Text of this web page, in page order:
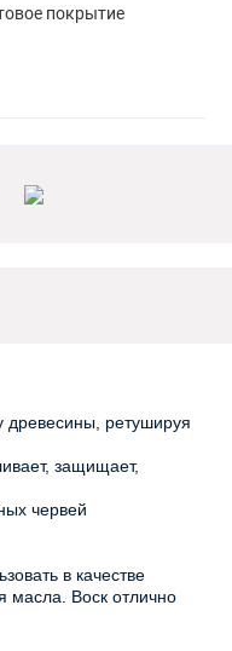
покрытие
древесины, ретушируя
защищает,
червей
в качестве
Воск отлично